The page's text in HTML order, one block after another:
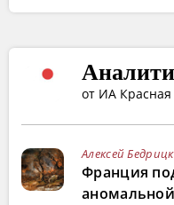
от ИА Красная
Алексей
Франция